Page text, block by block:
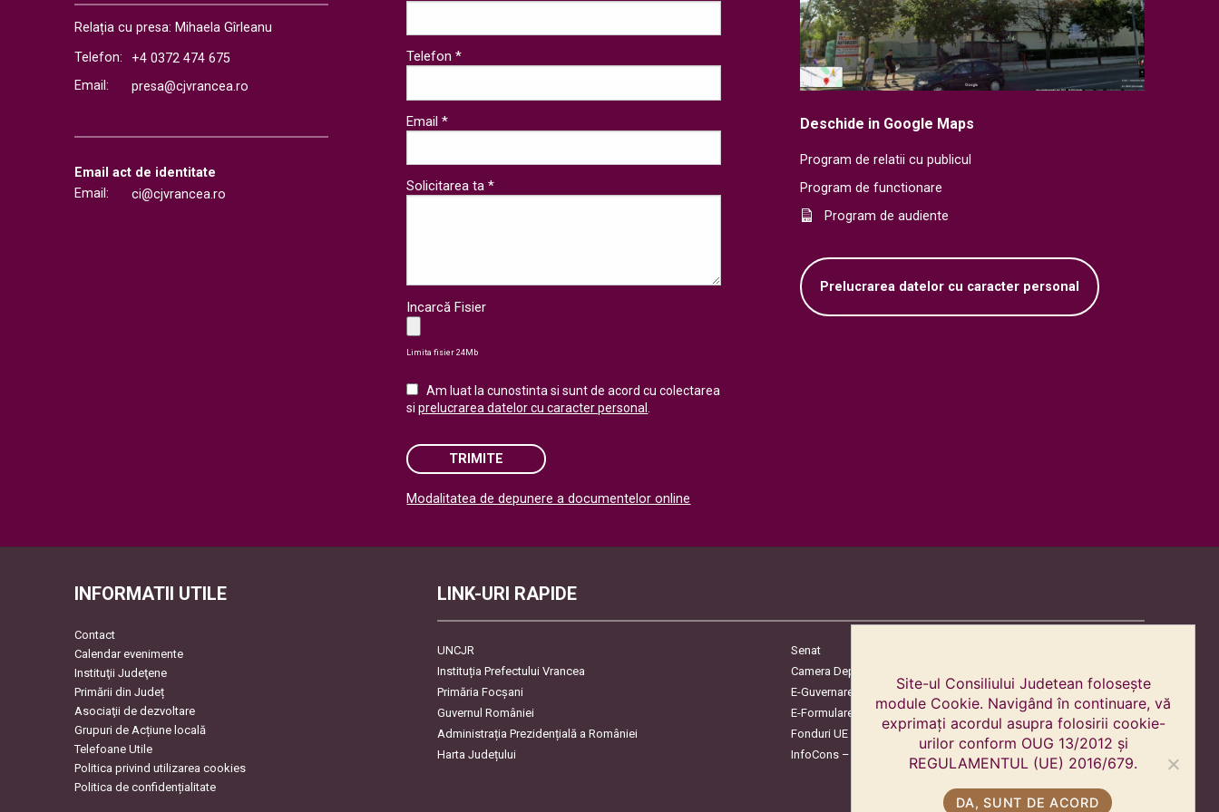
Relația cu presa: Mihaela Gîrleanu
Telefon:
+4 0372 474 675
Email:
presa@cjvrancea.ro
Email act de identitate
Email:
ci@cjvrancea.ro
Deschide in Google Maps
Program de relatii cu publicul
Program de functionare
Program de audiente
Prelucrarea datelor cu caracter personal
Telefon *
Email *
Solicitarea ta *
Incarcă Fisier
Limita fisier 24Mb
Am luat la cunostinta si sunt de acord cu colectarea
siprelucrarea datelor cu caracter personal.
TRIMITE
Modalitatea de depunere a documentelor online
INFORMATII UTILE
Contact
Calendar evenimente
Instituţii Judeţene
Primării din Județ
Asociaţii de dezvoltare
Grupuri de Acțiune locală
Telefoane Utile
Politica privind utilizarea cookies
Politica de confidențialitate
LINK-URI RAPIDE
UNCJR
Senat
Instituția Prefectului Vrancea
Camera Deputaților
Primăria Focşani
E-Guvernare
Guvernul României
E-Formulare
Administrația Prezidențială a României
Fonduri UE
Harta Județului
InfoCons – Protecția Consumatorilor
Site-ul Consiliului Judetean folosește
module Cookie. Navigând în continuare, vă
exprimați acordul asupra folosirii cookie-
urilor conform OUG 13/2012 și
REGULAMENTUL (UE) 2016/679.
DA, SUNT DE ACORD